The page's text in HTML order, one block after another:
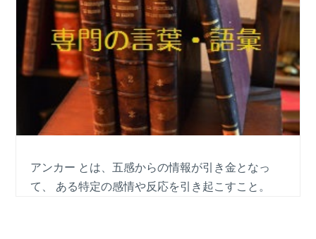
アンカー とは、五感からの情報が引き金となっ
て、 ある特定の感情や反応を引き起こすこと。